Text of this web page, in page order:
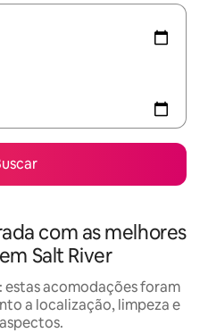
com as melhores
Salt River
estas acomodações foram
a localização, limpeza e